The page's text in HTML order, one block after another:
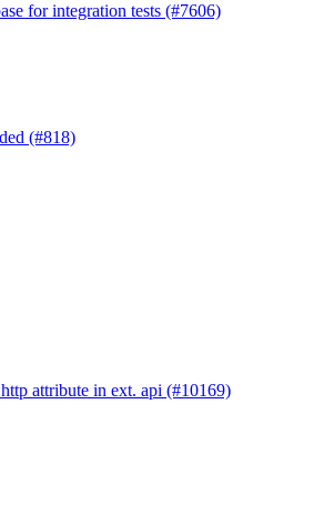
for integration tests (#7606)
(#818)
attribute in ext. api (#10169)